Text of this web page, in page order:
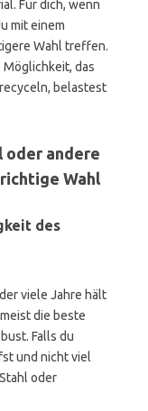
Für dich, wenn
mit einem
Wahl treffen.
das
belastest
oder andere
Wahl
des
viele Jahre hält
die beste
Falls du
und nicht viel
oder